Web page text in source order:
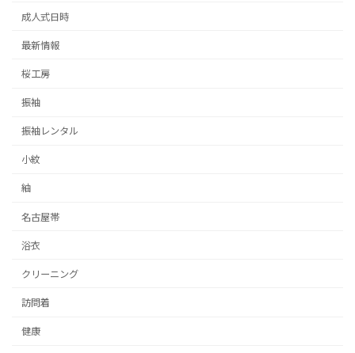
成人式日時
最新情報
桜工房
振袖
振袖レンタル
小紋
紬
名古屋帯
浴衣
クリーニング
訪問着
健康